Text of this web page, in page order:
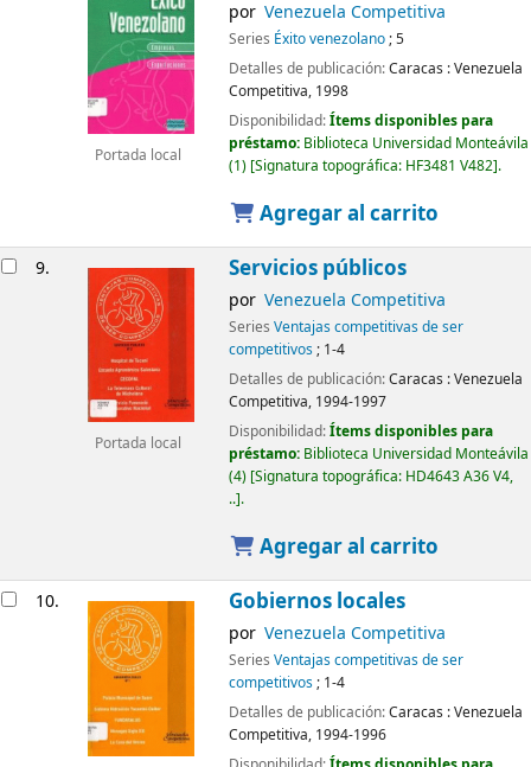
Portada local
por Venezuela Competitiva
Series Éxito venezolano; 5
Detalles de publicación:Caracas :Venezuela
Competitiva, 1998
Disponibilidad:Ítems disponibles para
préstamo: Biblioteca Universidad Monteávila
(1) Signatura topográfica: HF3481 V482 .
Agregar al carrito
9.
Portada local
Servicios públicos
por Venezuela Competitiva
Series Ventajas competitivas de ser
competitivos; 1-4
Detalles de publicación:Caracas :Venezuela
Competitiva, 1994-1997
Disponibilidad:Ítems disponibles para
préstamo: Biblioteca Universidad Monteávila
(4) Signatura topográfica: HD4643 A36 V4,
.. .
Agregar al carrito
10. Gobiernos locales
por Venezuela Competitiva
Series Ventajas competitivas de ser
competitivos; 1-4
Detalles de publicación:Caracas :Venezuela
Competitiva, 1994-1996